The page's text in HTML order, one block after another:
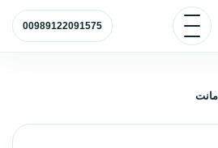
باز و بسته کردن منو
00989122091575